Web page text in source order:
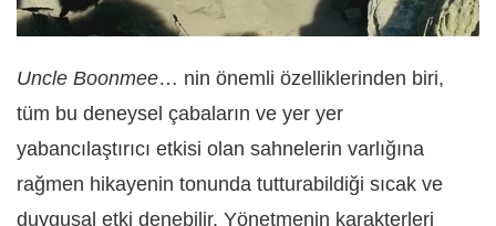
Uncle Boonmee… nin önemli özelliklerinden biri,
tüm bu deneysel çabaların ve yer yer
yabancılaştırıcı etkisi olan sahnelerin varlığına
rağmen hikayenin tonunda tutturabildiği sıcak ve
duygusal etki denebilir. Yönetmenin karakterleri